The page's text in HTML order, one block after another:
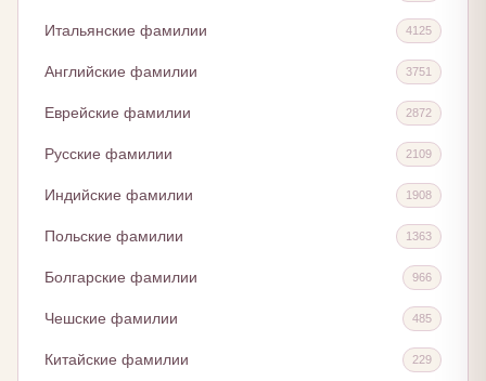
Итальянские фамилии 4125
Английские фамилии 3751
Еврейские фамилии 2872
Русские фамилии 2109
Индийские фамилии 1908
Польские фамилии 1363
Болгарские фамилии 966
Чешские фамилии 485
Китайские фамилии 229